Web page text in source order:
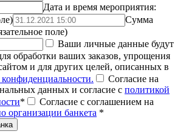
Дата и время мероприятия:
Сумма
поле)
Ваши личные данные будут
обработки ваших заказов, упрощения
и для других целей, описанных в
Согласие на
данных и согласие c политикой
*
Согласие с соглашением на
организации банкета *